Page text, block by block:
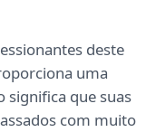
deste
uma
significa que suas
com muito